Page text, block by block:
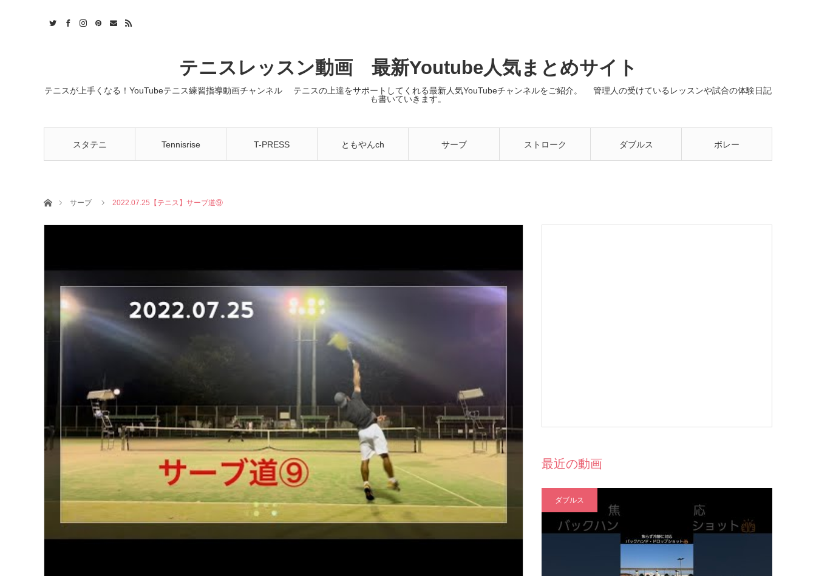
テニスレッスン動画 最新Youtube人気まとめサイト
テニスが上手くなる！YouTubeテニス練習指導動画チャンネル テニスの上達をサポートしてくれる最新人気YouTubeチャンネルをご紹介。 管理人の受けているレッスンや試合の体験日記
も書いていきます。
スタテニ Tennisrise T-PRESS ともやんch サーブ ストローク ダブルス ボレー
ホームサーブ 2022.07.25【テニス】サーブ道⑨
最近の動画
ダブルス